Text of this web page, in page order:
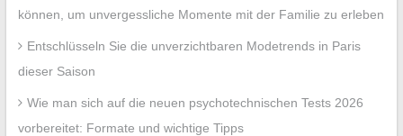
können, um unvergessliche Momente mit der Familie zu erleben
Entschlüsseln Sie die unverzichtbaren Modetrends in Paris
dieser Saison
Wie man sich auf die neuen psychotechnischen Tests 2026
vorbereitet: Formate und wichtige Tipps